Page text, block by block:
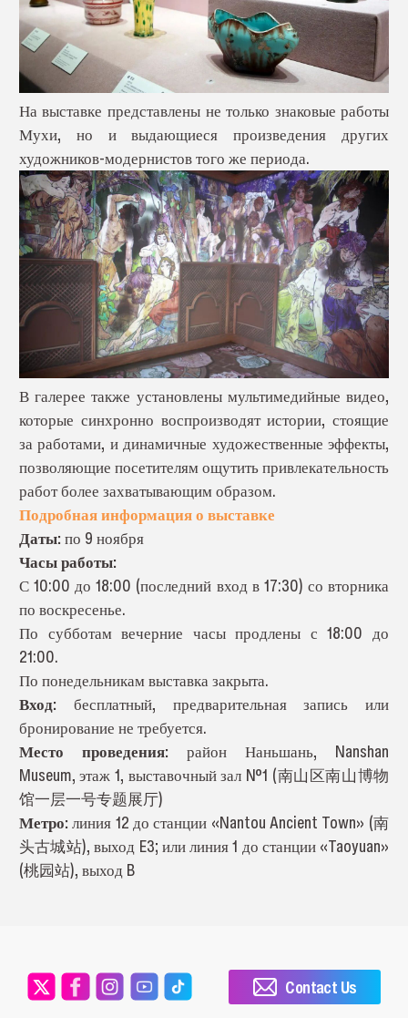
На выставке представлены не только знаковые работы
Мухи, но и выдающиеся произведения других
художников-модернистов того же периода.
В галерее также установлены мультимедийные видео,
которые синхронно воспроизводят истории, стоящие
за работами, и динамичные художественные эффекты,
позволяющие посетителям ощутить привлекательность
работ более захватывающим образом.
Подробная информация о выставке
Даты: по 9 ноября
Часы работы:
С 10:00 до 18:00 (последний вход в 17:30) со вторника
по воскресенье.
По субботам вечерние часы продлены с 18:00 до
21:00.
По понедельникам выставка закрыта.
Вход: бесплатный, предварительная запись или
бронирование не требуется.
Место проведения: район Наньшань, Nanshan
Museum, этаж 1, выставочный зал №1 (南山区南山博物
馆一层一号专题展厅)
Метро:линия 12 до станции «Nantou Ancient Town» (南
头古城站), выход E3; или линия 1 до станции «Taoyuan»
(桃园站), выход B
Contact Us